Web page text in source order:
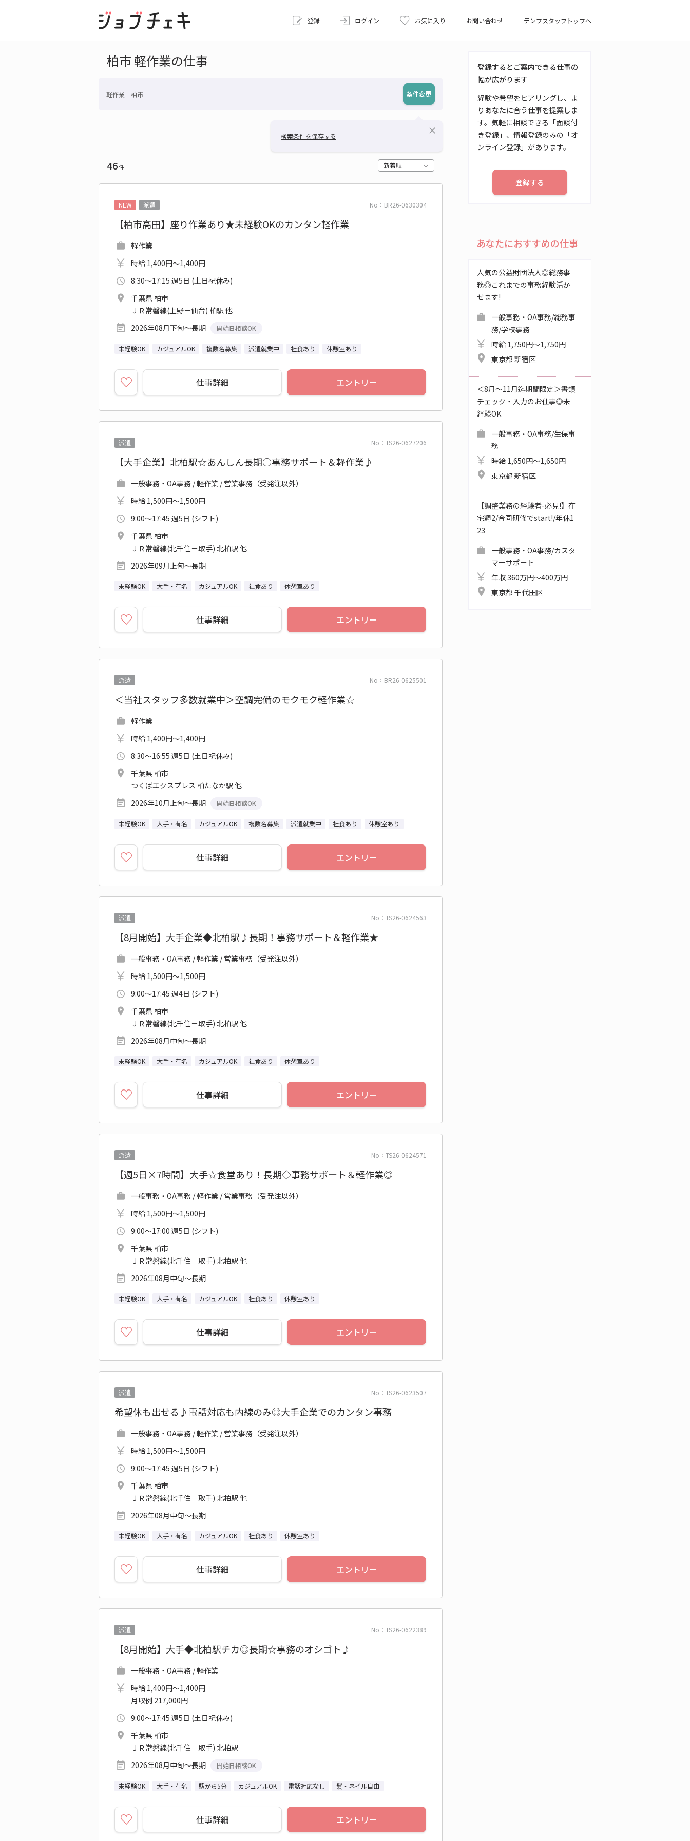
登録 ログイン お気に入り お問い合わせ テンプスタッフトップへ
柏市 軽作業の仕事
軽作業 柏市 条件変更
検索条件を保存する
close
46件 新着順
No：BR26-0630304
NEW 派遣
【柏市高田】座り作業あり★未経験OKのカンタン軽作業
軽作業
時給 1,400円～1,400円
8:30～17:15 週5日 (土日祝休み)
千葉県 柏市
ＪＲ常磐線(上野－仙台) 柏駅 他
2026年08月下旬～長期
開始日相談OK
未経験OK カジュアルOK 複数名募集 派遣就業中 社食あり 休憩室あり
仕事詳細 エントリー
No：TS26-0627206
派遣
【大手企業】北柏駅☆あんしん長期○事務サポート＆軽作業♪
一般事務・OA事務 / 軽作業 / 営業事務（受発注以外）
時給 1,500円～1,500円
9:00～17:45 週5日 (シフト)
千葉県 柏市
ＪＲ常磐線(北千住－取手) 北柏駅 他
2026年09月上旬～長期
未経験OK 大手・有名 カジュアルOK 社食あり 休憩室あり
仕事詳細 エントリー
No：BR26-0625501
派遣
＜当社スタッフ多数就業中＞空調完備のモクモク軽作業☆
軽作業
時給 1,400円～1,400円
8:30～16:55 週5日 (土日祝休み)
千葉県 柏市
つくばエクスプレス 柏たなか駅 他
2026年10月上旬～長期
開始日相談OK
未経験OK 大手・有名 カジュアルOK 複数名募集 派遣就業中 社食あり 休憩室あり
仕事詳細 エントリー
No：TS26-0624563
派遣
【8月開始】大手企業◆北柏駅♪長期！事務サポート＆軽作業★
一般事務・OA事務 / 軽作業 / 営業事務（受発注以外）
時給 1,500円～1,500円
9:00～17:45 週4日 (シフト)
千葉県 柏市
ＪＲ常磐線(北千住－取手) 北柏駅 他
2026年08月中旬～長期
未経験OK 大手・有名 カジュアルOK 社食あり 休憩室あり
仕事詳細 エントリー
No：TS26-0624571
派遣
【週5日×7時間】大手☆食堂あり！長期◇事務サポート＆軽作業◎
一般事務・OA事務 / 軽作業 / 営業事務（受発注以外）
時給 1,500円～1,500円
9:00～17:00 週5日 (シフト)
千葉県 柏市
ＪＲ常磐線(北千住－取手) 北柏駅 他
2026年08月中旬～長期
未経験OK 大手・有名 カジュアルOK 社食あり 休憩室あり
仕事詳細 エントリー
No：TS26-0623507
派遣
希望休も出せる♪電話対応も内線のみ◎大手企業でのカンタン事務
一般事務・OA事務 / 軽作業 / 営業事務（受発注以外）
時給 1,500円～1,500円
9:00～17:45 週5日 (シフト)
千葉県 柏市
ＪＲ常磐線(北千住－取手) 北柏駅 他
2026年08月中旬～長期
未経験OK 大手・有名 カジュアルOK 社食あり 休憩室あり
仕事詳細 エントリー
No：TS26-0622389
派遣
【8月開始】大手◆北柏駅チカ◎長期☆事務のオシゴト♪
一般事務・OA事務 / 軽作業
時給 1,400円～1,400円
月収例 217,000円
9:00～17:45 週5日 (土日祝休み)
千葉県 柏市
ＪＲ常磐線(北千住－取手) 北柏駅
2026年08月中旬～長期
開始日相談OK
未経験OK 大手・有名 駅から5分 カジュアルOK 電話対応なし 髪・ネイル自由
仕事詳細 エントリー
登録するとご案内できる仕事の
幅が広がります
経験や希望をヒアリングし、よ
りあなたに合う仕事を提案しま
す。気軽に相談できる「面談付
き登録」、情報登録のみの「オ
ンライン登録」があります。
登録する
あなたにおすすめの仕事
人気の公益財団法人◎総務事
務◎これまでの事務経験活か
せます!
一般事務・OA事務/総務事
務/学校事務
時給 1,750円～1,750円
東京都 新宿区
＜8月～11月迄期間限定＞書類
チェック・入力のお仕事◎未
経験OK
一般事務・OA事務/生保事
務
時給 1,650円～1,650円
東京都 新宿区
【調整業務の経験者-必見!】在
宅週2/合同研修でstart!/年休1
23
一般事務・OA事務/カスタ
マーサポート
年収 360万円～400万円
東京都 千代田区